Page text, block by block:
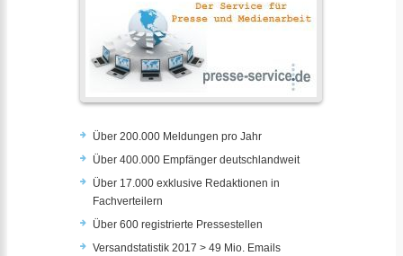
Über 200.000 Meldungen pro Jahr
Über 400.000 Empfänger deutschlandweit
Über 17.000 exklusive Redaktionen in
Fachverteilern
Über 600 registrierte Pressestellen
Versandstatistik 2017 > 49 Mio. Emails